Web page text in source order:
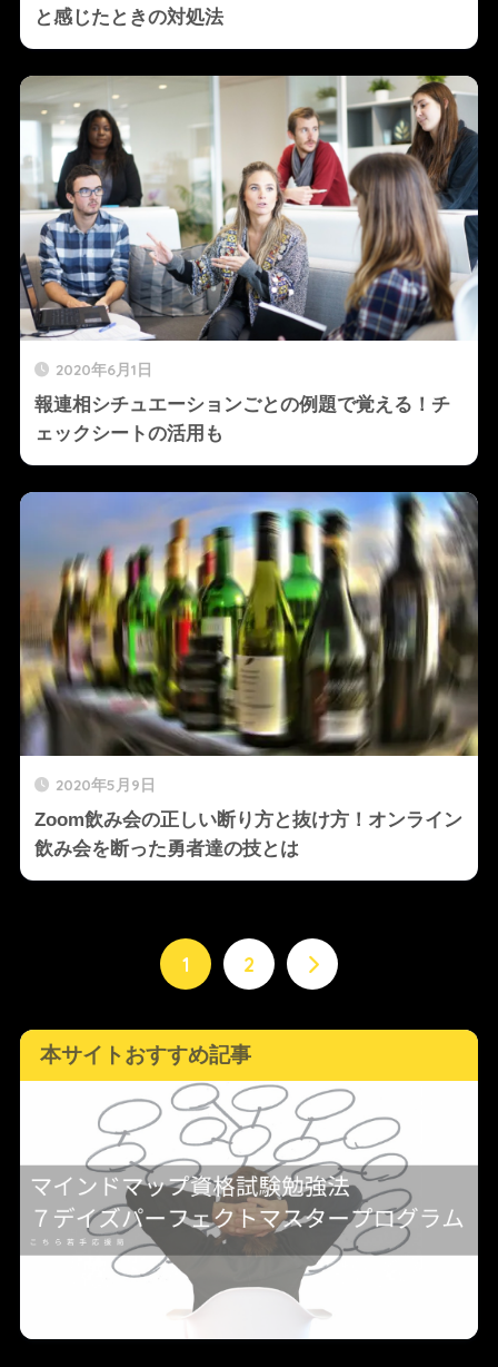
と感じたときの対処法
2020年6月1日
報連相シチュエーションごとの例題で覚える！チ
ェックシートの活用も
2020年5月9日
Zoom飲み会の正しい断り方と抜け方！オンライン
飲み会を断った勇者達の技とは
1 2
本サイトおすすめ記事